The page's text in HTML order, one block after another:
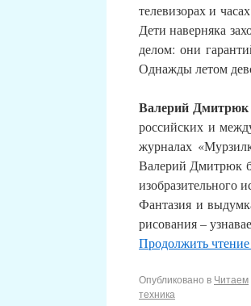
телевизорах и
Дети наверняка
делом: они
Однажды летом
Валерий Дмитрюк
российских и
журналах
Валерий Дмитрюк
изобразительного
Фантазия и
рисования –
Продолжить чтение
Опубликовано в Читаем
техника